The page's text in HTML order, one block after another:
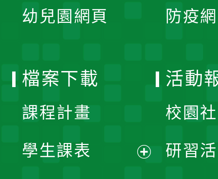
幼兒園網頁 防疫
檔案下載
課程計畫
學生課表
活動
校園
研習